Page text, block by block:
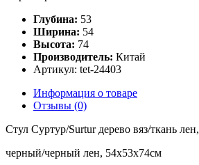
Глубина: 53
Ширина: 54
Высота: 74
Производитель: Китай
Артикул: tet-24403
Информация о товаре
Отзывы (0)
Стул Суртур/Surtur дерево вяз/ткань лен,
черный/черный лен, 54х53х74см